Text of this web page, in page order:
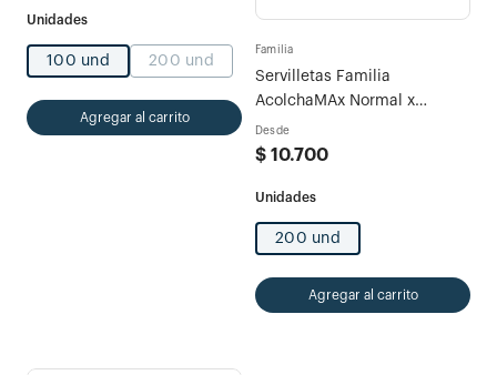
100 und 200 und
Agregar al carrito
Familia
Servilletas Familia
AcolchaMAx Normal x
200und
Desde
$ 10.700
200 und
Agregar al carrito